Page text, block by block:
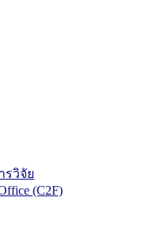
วิจัย
(C2F)